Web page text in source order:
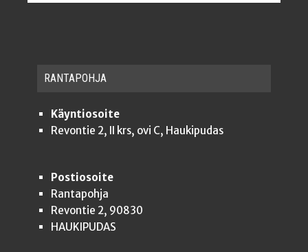
RAN­TA­POH­JA
Käyntiosoite
Revontie 2, II krs, ovi C, Haukipudas
Postiosoite
Rantapohja
Revontie 2, 90830
HAUKIPUDAS